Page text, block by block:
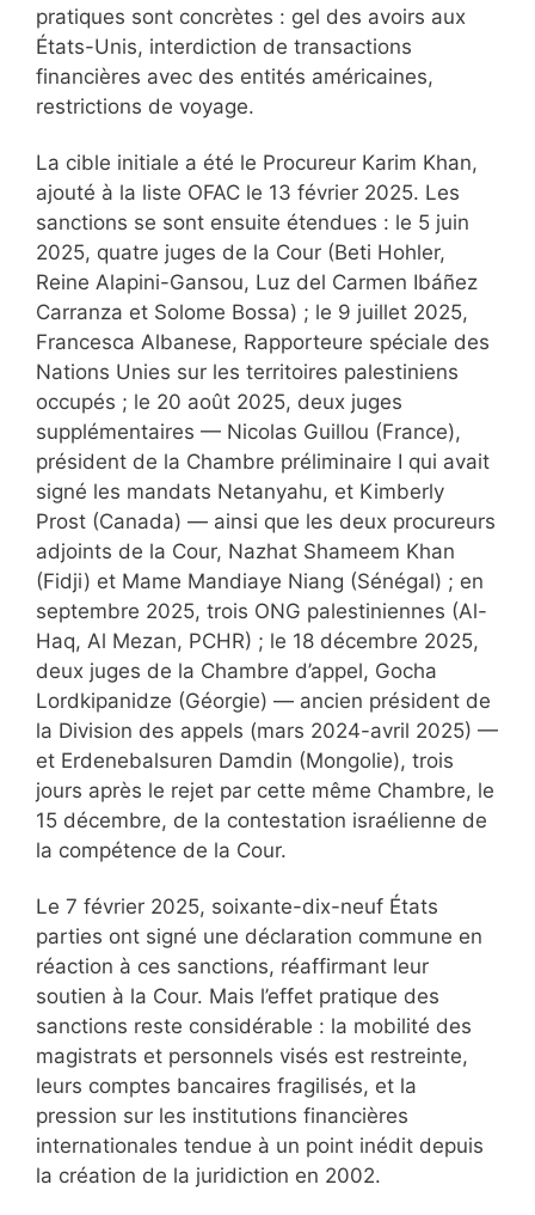
pratiques sont concrètes : gel des avoirs aux
États-Unis, interdiction de transactions
financières avec des entités américaines,
restrictions de voyage.
La cible initiale a été le Procureur Karim Khan,
ajouté à la liste OFAC le 13 février 2025. Les
sanctions se sont ensuite étendues : le 5 juin
2025, quatre juges de la Cour (Beti Hohler,
Reine Alapini-Gansou, Luz del Carmen Ibáñez
Carranza et Solome Bossa) ; le 9 juillet 2025,
Francesca Albanese, Rapporteure spéciale des
Nations Unies sur les territoires palestiniens
occupés ; le 20 août 2025, deux juges
supplémentaires — Nicolas Guillou (France),
président de la Chambre préliminaire I qui avait
signé les mandats Netanyahu, et Kimberly
Prost (Canada) — ainsi que les deux procureurs
adjoints de la Cour, Nazhat Shameem Khan
(Fidji) et Mame Mandiaye Niang (Sénégal) ; en
septembre 2025, trois ONG palestiniennes (Al-
Haq, Al Mezan, PCHR) ; le 18 décembre 2025,
deux juges de la Chambre d’appel, Gocha
Lordkipanidze (Géorgie) — ancien président de
la Division des appels (mars 2024-avril 2025) —
et Erdenebalsuren Damdin (Mongolie), trois
jours après le rejet par cette même Chambre, le
15 décembre, de la contestation israélienne de
la compétence de la Cour.
Le 7 février 2025, soixante-dix-neuf États
parties ont signé une déclaration commune en
réaction à ces sanctions, réaffirmant leur
soutien à la Cour. Mais l’effet pratique des
sanctions reste considérable : la mobilité des
magistrats et personnels visés est restreinte,
leurs comptes bancaires fragilisés, et la
pression sur les institutions financières
internationales tendue à un point inédit depuis
la création de la juridiction en 2002.